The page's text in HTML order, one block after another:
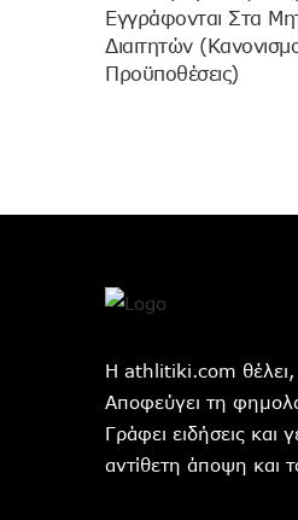
Εγγράφονται Στα
Διαιτητών
Προϋποθέσεις)
Η athlitiki.com θέλει,
Αποφεύγει τη
Γράφει ειδήσεις και
αντίθετη άποψη και